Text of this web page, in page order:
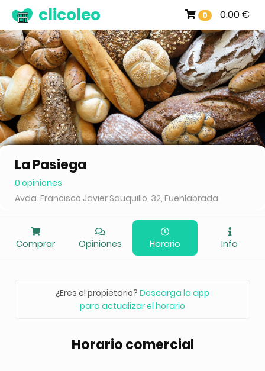
0 0.00 €
clicoleo
La Pasiega
0 opiniones
Avda. Francisco Javier Sauquillo, 32, Fuenlabrada
Comprar Opiniones Horario Info
¿Eres el propietario? Descarga la app
para actualizar el horario
Horario comercial